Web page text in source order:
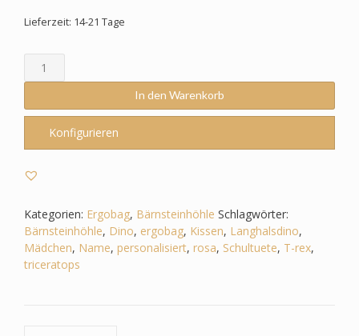
Lieferzeit: 14-21 Tage
Schultüte
passend
Ergobag
Bärnsteinhöhle
Dino
Triceratops
-
T-
Rex
In den Warenkorb
Konfigurieren
Kategorien: Ergobag, Bärnsteinhöhle Schlagwörter:
Bärnsteinhöhle, Dino, ergobag, Kissen, Langhalsdino,
Mädchen, Name, personalisiert, rosa, Schultuete, T-rex,
triceratops